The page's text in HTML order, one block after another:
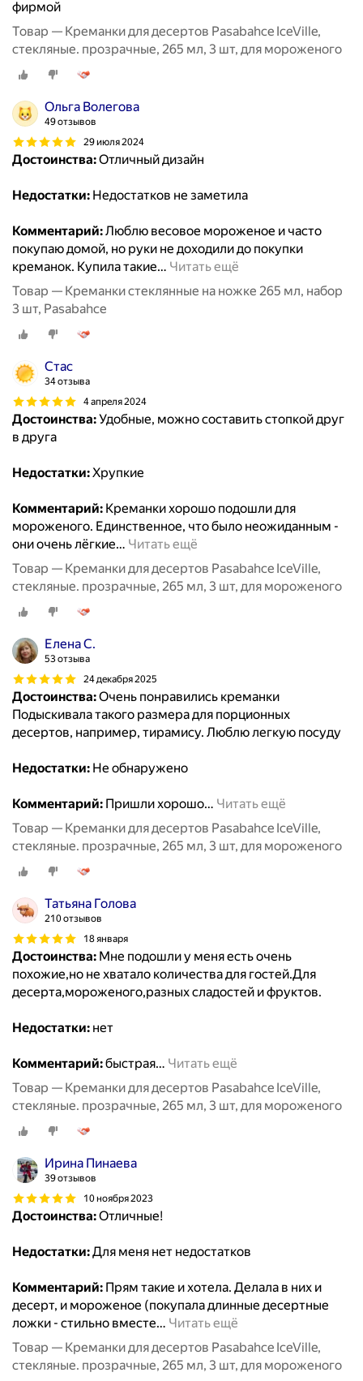
фирмой
Товар — Креманки для десертов Pasabahce IceVille,
стекляные. прозрачные, 265 мл, 3 шт, для мороженого
Ольга Волегова
49 отзывов
29 июля 2024
Достоинства:Отличный дизайн
Недостатки: Недостатков не заметила
Комментарий:Люблю весовое мороженое и часто
покупаю домой, но руки не доходили до покупки
креманок. Купила такие… Читать ещё
Товар — Креманки стеклянные на ножке 265 мл, набор
3 шт, Pasabahce
Стас
34 отзыва
4 апреля 2024
Достоинства:Удобные, можно составить стопкой друг
в друга
Недостатки:Хрупкие
Комментарий: Креманки хорошо подошли для
мороженого. Единственное, что было неожиданным -
они очень лёгкие… Читать ещё
Товар — Креманки для десертов Pasabahce IceVille,
стекляные. прозрачные, 265 мл, 3 шт, для мороженого
Елена С.
53 отзыва
24 декабря 2025
Достоинства:Очень понравились креманки
Подыскивала такого размера для порционных
десертов, например, тирамису. Люблю легкую посуду
Недостатки: Не обнаружено
Комментарий: Пришли хорошо… Читать ещё
Товар — Креманки для десертов Pasabahce IceVille,
стекляные. прозрачные, 265 мл, 3 шт, для мороженого
Татьяна Голова
210 отзывов
18 января
Достоинства: Мне подошли у меня есть очень
похожие,но не хватало количества для гостей.Для
десерта,мороженого,разных сладостей и фруктов.
Недостатки: нет
Комментарий:быстрая… Читать ещё
Товар — Креманки для десертов Pasabahce IceVille,
стекляные. прозрачные, 265 мл, 3 шт, для мороженого
Ирина Пинаева
39 отзывов
10 ноября 2023
Достоинства:Отличные!
Недостатки:Для меня нет недостатков
Комментарий: Прям такие и хотела. Делала в них и
десерт, и мороженое (покупала длинные десертные
ложки - стильно вместе… Читать ещё
Товар — Креманки для десертов Pasabahce IceVille,
стекляные. прозрачные, 265 мл, 3 шт, для мороженого